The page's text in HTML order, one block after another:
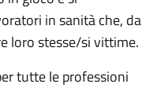
in sanità che, da
loro stesse/si vittime.
tutte le professioni